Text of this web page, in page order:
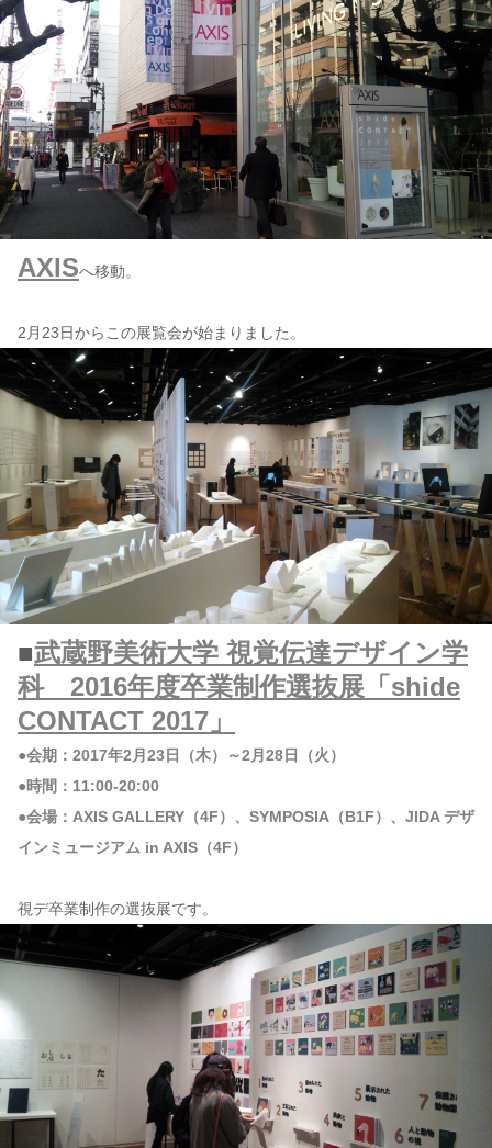
AXISへ移動。
2月23日からこの展覧会が始まりました。
■武蔵野美術大学 視覚伝達デザイン学
科 2016年度卒業制作選抜展「shide
CONTACT 2017」
●会期：2017年2月23日（木）～2月28日（火）
●時間：11:00-20:00
●会場：AXIS GALLERY（4F）、SYMPOSIA（B1F）、JIDA デザ
インミュージアム in AXIS（4F）
視デ卒業制作の選抜展です。